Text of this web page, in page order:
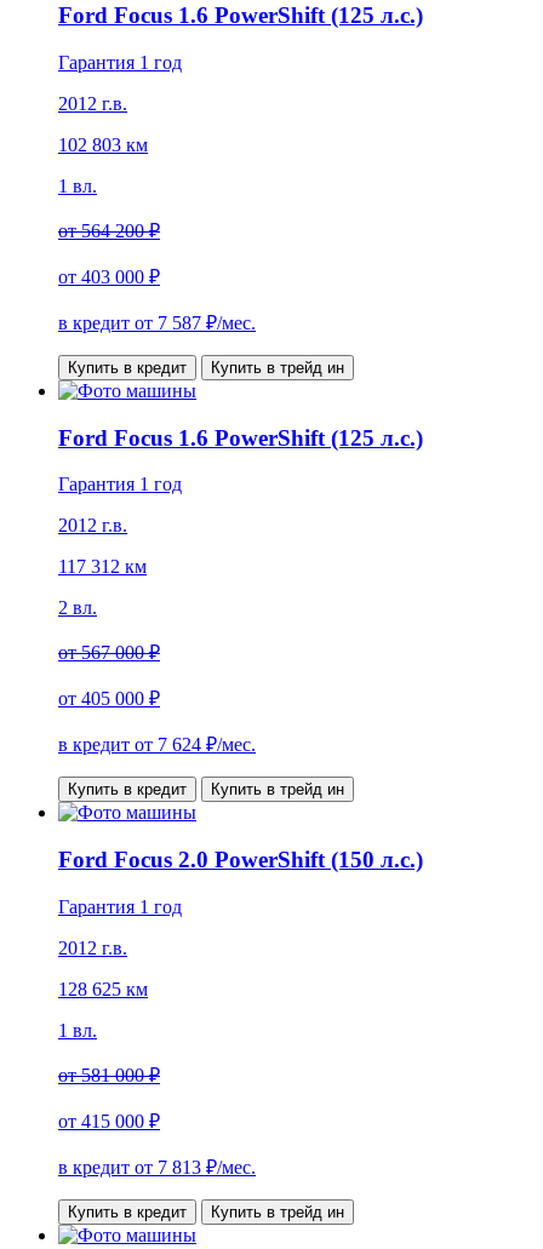
Ford Focus 1.6 PowerShift (125 л.с.)
Гарантия 1 год
2012 г.в.
102 803 км
1 вл.
от564 200 ₽
от 403 000 ₽
в кредит от 7 587 ₽/мес.
Купить в кредит Купить в трейд ин
Ford Focus 1.6 PowerShift (125 л.с.)
Гарантия 1 год
2012 г.в.
117 312 км
2 вл.
от567 000 ₽
от 405 000 ₽
в кредит от 7 624 ₽/мес.
Купить в кредит Купить в трейд ин
Ford Focus 2.0 PowerShift (150 л.с.)
Гарантия 1 год
2012 г.в.
128 625 км
1 вл.
от581 000 ₽
от 415 000 ₽
в кредит от 7 813 ₽/мес.
Купить в кредит Купить в трейд ин